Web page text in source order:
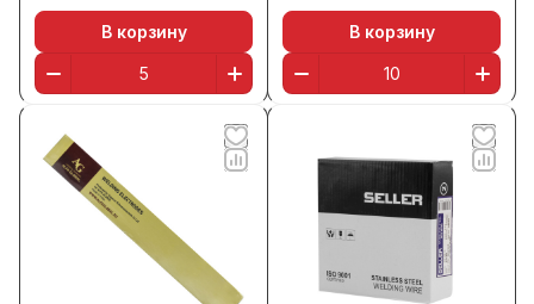
В корзину В корзину